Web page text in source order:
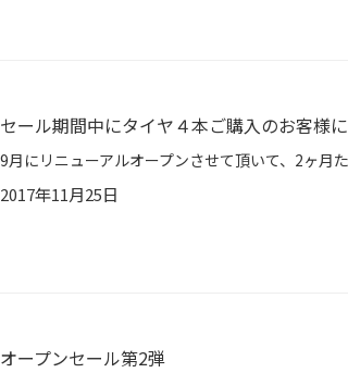
セール期間中にタイヤ４本ご購入のお客様に
2017年11月25日
オープンセール第2弾